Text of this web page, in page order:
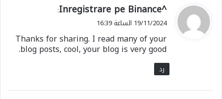
ي
ق
ل
^Inregistrare pe Binance
:
19/11/2024 الساعة 16:39
Thanks for sharing. I read many of your
blog posts, cool, your blog is very good.
رد